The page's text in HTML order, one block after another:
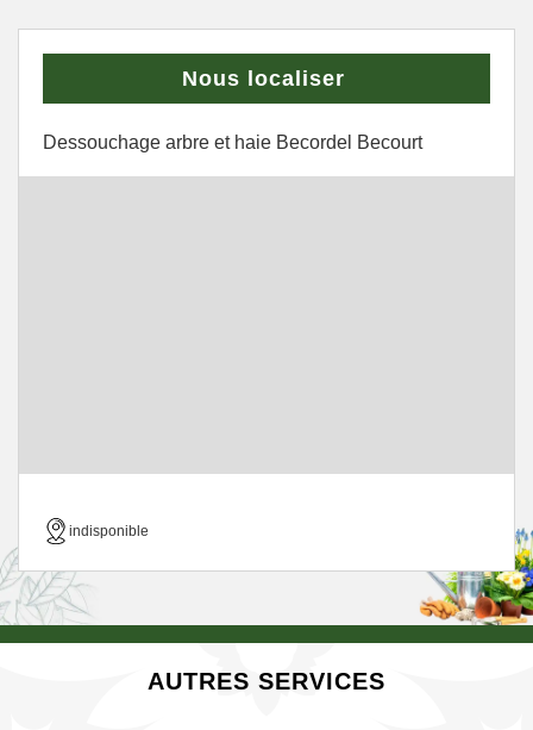
Nous localiser
Dessouchage arbre et haie Becordel Becourt
indisponible
AUTRES SERVICES